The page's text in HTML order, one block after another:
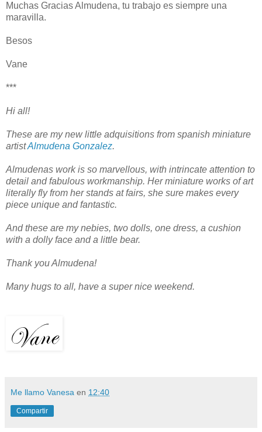
Muchas Gracias Almudena, tu trabajo es siempre una
maravilla.
Besos
Vane
***
Hi all!
These are my new little adquisitions from spanish miniature
artistAlmudena Gonzalez.
Almudenas work is so marvellous, with intrincate attention to
detail and fabulous workmanship. Her miniature works of art
literally fly from her stands at fairs, she sure makes every
piece unique and fantastic.
And these are my nebies, two dolls, one dress, a cushion
with a dolly face and a little bear.
Thank you Almudena!
Many hugs to all, have a super nice weekend.
Me llamo Vanesa en 12:40
Compartir